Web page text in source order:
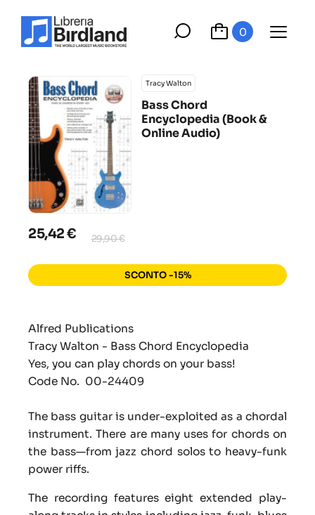
0
Tracy Walton
Bass Chord
Encyclopedia (Book &
Online Audio)
25,42 € 29,90 €
SCONTO -15%
Alfred Publications
Tracy Walton - Bass Chord Encyclopedia
Yes, you can play chords on your bass!
Code No. 00-24409
The bass guitar is under-exploited as a chordal
instrument. There are many uses for chords on
the bass—from jazz chord solos to heavy-funk
power riffs.
The recording features eight extended play-